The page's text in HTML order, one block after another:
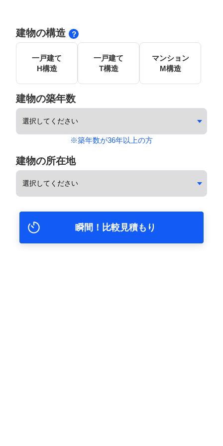
建物の構造
一戸建て
H構造
一戸建て
T構造
マンション
M構造
建物の築年数
※築年数が36年以上の方
建物の所在地
瞬間！比較見積もり